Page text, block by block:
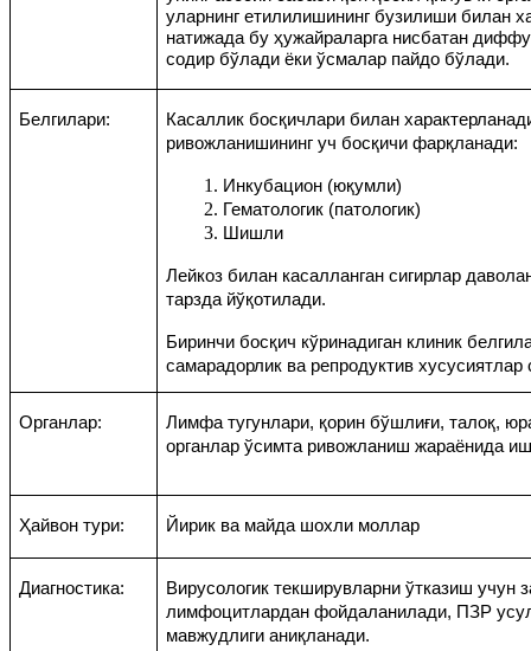
уларнинг етилилишининг бузилиши билан
натижада бу ҳужайраларга нисбатан
содир бўлади ёки ўсмалар пайдо бўлади.
Белгилари:
Касаллик босқичлари билан
ривожланишининг уч босқичи фарқланади:
Инкубацион (юқумли)
Гематологик (патологик)
Шишли
Лейкоз билан касалланган сигирлар
тарзда йўқотилади.
Биринчи босқич кўринадиган клиник
самарадорлик ва репродуктив хусусиятлар
Органлар:
Лимфа тугунлари, қорин бўшлиғи, талоқ,
органлар ўсимта ривожланиш жараёнида
Ҳайвон тури: Йирик ва майда шохли моллар
Диагностика:
Вирусологик текширувларни ўтказиш учун
лимфоцитлардан фойдаланилади, ПЗР
мавжудлиги аниқланади.